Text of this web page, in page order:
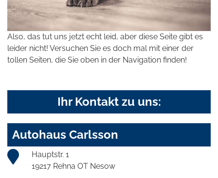
Also, das tut uns jetzt echt leid, aber diese Seite gibt es
leider nicht! Versuchen Sie es doch mal mit einer der
tollen Seiten, die Sie oben in der Navigation finden!
Ihr Kontakt zu uns:
Autohaus Carlsson
Hauptstr. 1
19217 Rehna OT Nesow